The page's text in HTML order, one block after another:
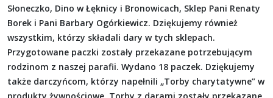
Słoneczko, Dino w Łęknicy i Bronowicach, Sklep Pani Renaty
Borek i Pani Barbary Ogórkiewicz. Dziękujemy również
wszystkim, którzy składali dary w tych sklepach.
Przygotowane paczki zostały przekazane potrzebującym
rodzinom z naszej parafii. Wydano 18 paczek. Dziękujemy
także darczyńcom, którzy napełnili „Torby charytatywne” w